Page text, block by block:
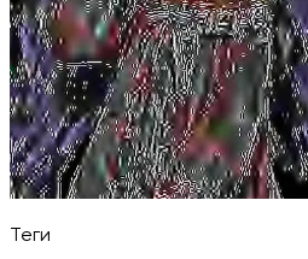
Теги